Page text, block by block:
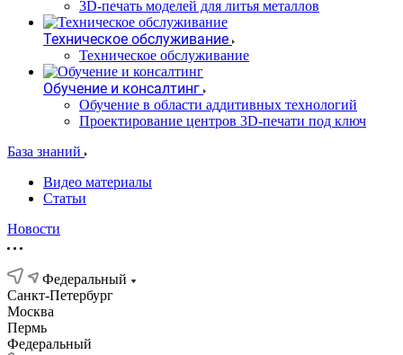
3D-печать моделей для литья металлов
Техническое обслуживание
Техническое обслуживание
Обучение и консалтинг
Обучение в области аддитивных технологий
Проектирование центров 3D-печати под ключ
База знаний
Видео материалы
Статьи
Новости
Федеральный
Санкт-Петербург
Москва
Пермь
Федеральный